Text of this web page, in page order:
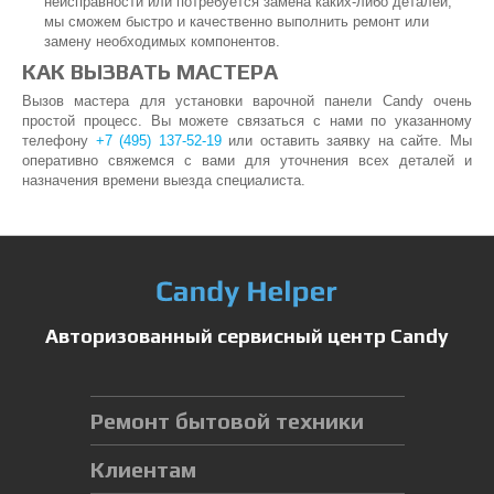
мы сможем быстро и качественно выполнить ремонт или
замену необходимых компонентов.
КАК ВЫЗВАТЬ МАСТЕРА
Вызов мастера для установки варочной панели Candy очень
простой процесс. Вы можете связаться с нами по указанному
телефону +7 (495) 137-52-19или оставить заявку на сайте. Мы
оперативно свяжемся с вами для уточнения всех деталей и
назначения времени выезда специалиста.
Авторизованный сервисный центр Candy
Ремонт бытовой техники
Клиентам